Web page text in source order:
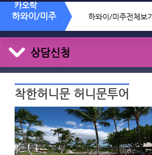
카오락
하와이/미주 하와이/미주전체보기
상담신청
착한허니문 허니문투어